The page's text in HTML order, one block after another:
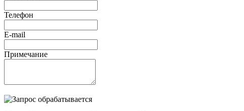
Телефон
E-mail
Примечание